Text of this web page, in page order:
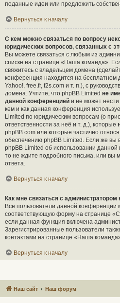
поданные идеи или предложить
Вернуться к началу
С кем можно связаться по вопросу
юридических вопросов, связанных с
Вы можете связаться с любым из
списке на странице «Наша команда».
свяжитесь с владельцем домена
конференция находится на бесплатном
Yahoo!, free.fr, f2s.com и т. п.), с
домена. Учтите, что phpBB Limited не
данной конференцией и не может нести
кем и как данная конференция
Limited по юридическим вопросам (о
ответственности за неё и т. д.), которые
phpBB.com или которые частично
обеспечению phpBB Limited. Если же вы
phpBB Limited об использовании
то не ждите подробного письма, или вы
ответа.
Вернуться к началу
Как мне связаться с
Все пользователи данной конференции
соответствующую форму на странице
если данная функция включена
Зарегистрированные пользователи
контактами на странице «Наша
Вернуться к началу
Наш сайт Наш форум